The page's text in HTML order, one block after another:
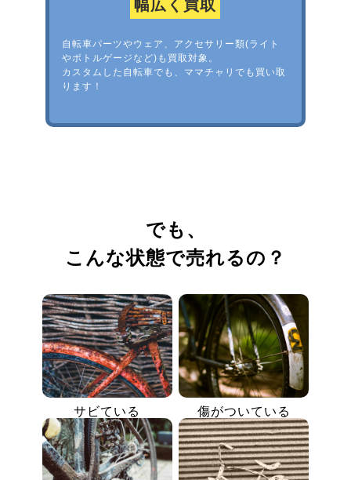
幅広く買取
自転車パーツやウェア、アクセサリー類(ライト
やボトルゲージなど)も買取対象。
カスタムした自転車でも、ママチャリでも買い取
ります！
でも、
こんな状態で売れるの？
サビている 傷がついている